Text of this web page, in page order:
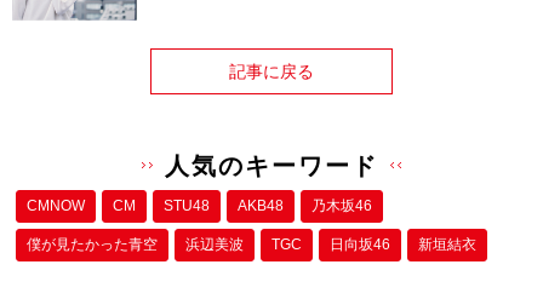
記事に戻る
人気のキーワード
CMNOW CM STU48 AKB48 乃木坂46
僕が⾒たかった⻘空 浜辺美波 TGC 日向坂46 新垣結衣